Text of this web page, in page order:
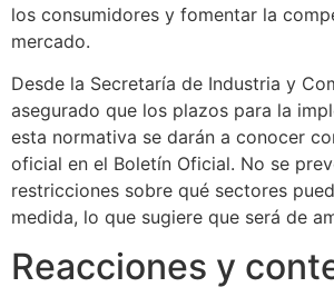
los consumidores y fomentar la
mercado.
Desde la Secretaría de Industria y
asegurado que los plazos para la
esta normativa se darán a conocer
oficial en el Boletín Oficial. No se
restricciones sobre qué sectores
medida, lo que sugiere que será de
Reacciones y